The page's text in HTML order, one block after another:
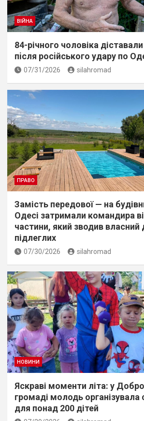
ВІЙНА
84-річного чоловіка
пiсля росiйського удару по
07/31/2026 silahromad
ПРАВО
Замість передової — на
Одесі затримали командира
частини, який зводив власний
підлеглих
07/30/2026 silahromad
НОВИНИ
Яскраві моменти літа: у
громаді молодь організувала
для понад 200 дітей